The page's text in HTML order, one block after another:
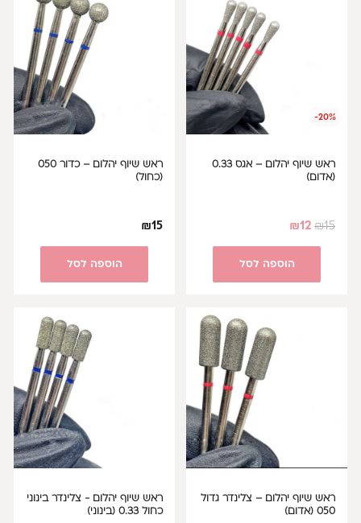
-20%
ראש שיוף יהלום – אגס 0.33
(אדום)
₪15
₪12
הוספה לסל
ראש שיוף יהלום – כדור 050
(כחול)
₪15
הוספה לסל
ראש שיוף יהלום – צלינדר גדול
050 (אדום)
ראש שיוף יהלום - צלינדר בינוני
כחול 0.33 (בינוני)